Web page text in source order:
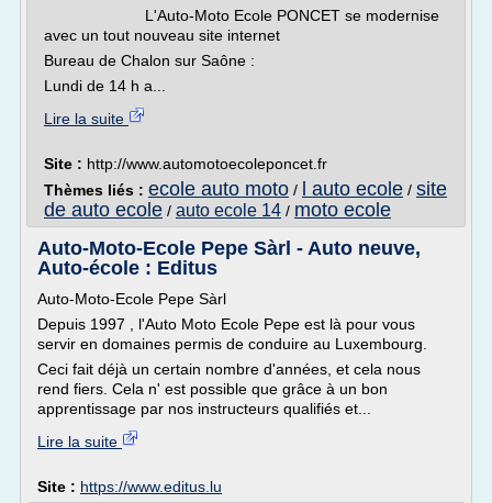
L'Auto-Moto Ecole PONCET se modernise
avec un tout nouveau site internet
Bureau de Chalon sur Saône :
Lundi de 14 h a...
Lire la suite
Site : http://www.automotoecoleponcet.fr
Thèmes liés : ecole auto moto / l auto ecole / site
de auto ecole / auto ecole 14 / moto ecole
Auto-Moto-Ecole Pepe Sàrl - Auto neuve,
Auto-école : Editus
Auto-Moto-Ecole Pepe Sàrl
Depuis 1997 , l'Auto Moto Ecole Pepe est là pour vous
servir en domaines permis de conduire au Luxembourg.
Ceci fait déjà un certain nombre d'années, et cela nous
rend fiers. Cela n' est possible que grâce à un bon
apprentissage par nos instructeurs qualifiés et...
Lire la suite
Site : https://www.editus.lu